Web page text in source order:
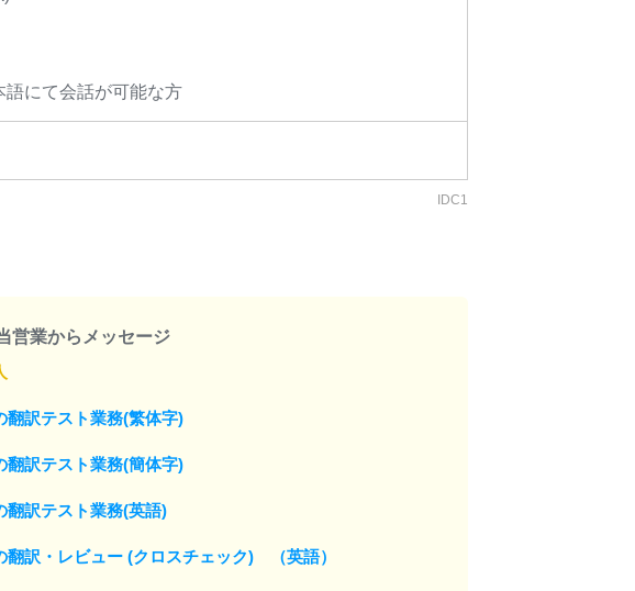
にて会話が可能な方
IDC1
営業からメッセージ
翻訳テスト業務(繁体字)
翻訳テスト業務(簡体字)
翻訳テスト業務(英語)
翻訳・レビュー (クロスチェック) （英語）